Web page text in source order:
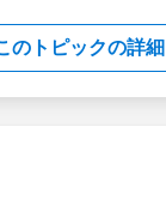
のトピックの詳細